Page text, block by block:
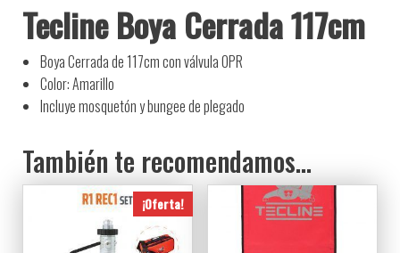
Tecline Boya Cerrada 117cm
Boya Cerrada de 117cm con válvula OPR
Color: Amarillo
Incluye mosquetón y bungee de plegado
También te recomendamos…
¡Oferta!